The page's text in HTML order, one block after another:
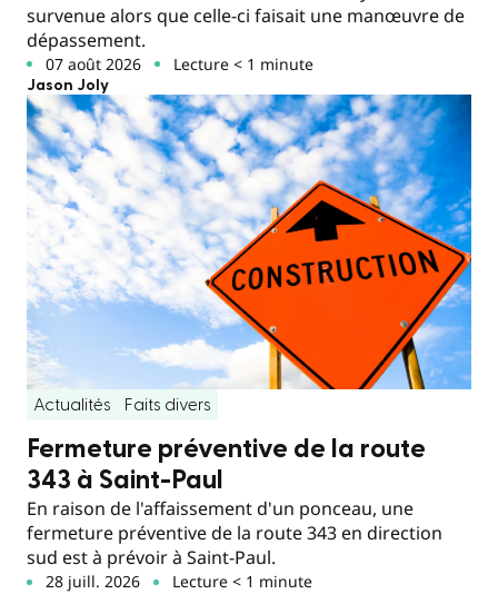
survenue alors que celle-ci faisait une manœuvre de
dépassement.
07 août 2026 Lecture < 1 minute
Jason Joly
Actualités Faits divers
Fermeture préventive de la route
343 à Saint-Paul
En raison de l'affaissement d'un ponceau, une
fermeture préventive de la route 343 en direction
sud est à prévoir à Saint-Paul.
28 juill. 2026 Lecture < 1 minute